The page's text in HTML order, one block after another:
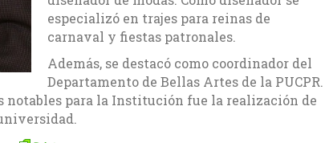
especializó en trajes para reinas de
carnaval y fiestas patronales.
Además, se destacó como coordinador del
Departamento de Bellas Artes de la PUCPR.
notables para la Institución fue la realización de